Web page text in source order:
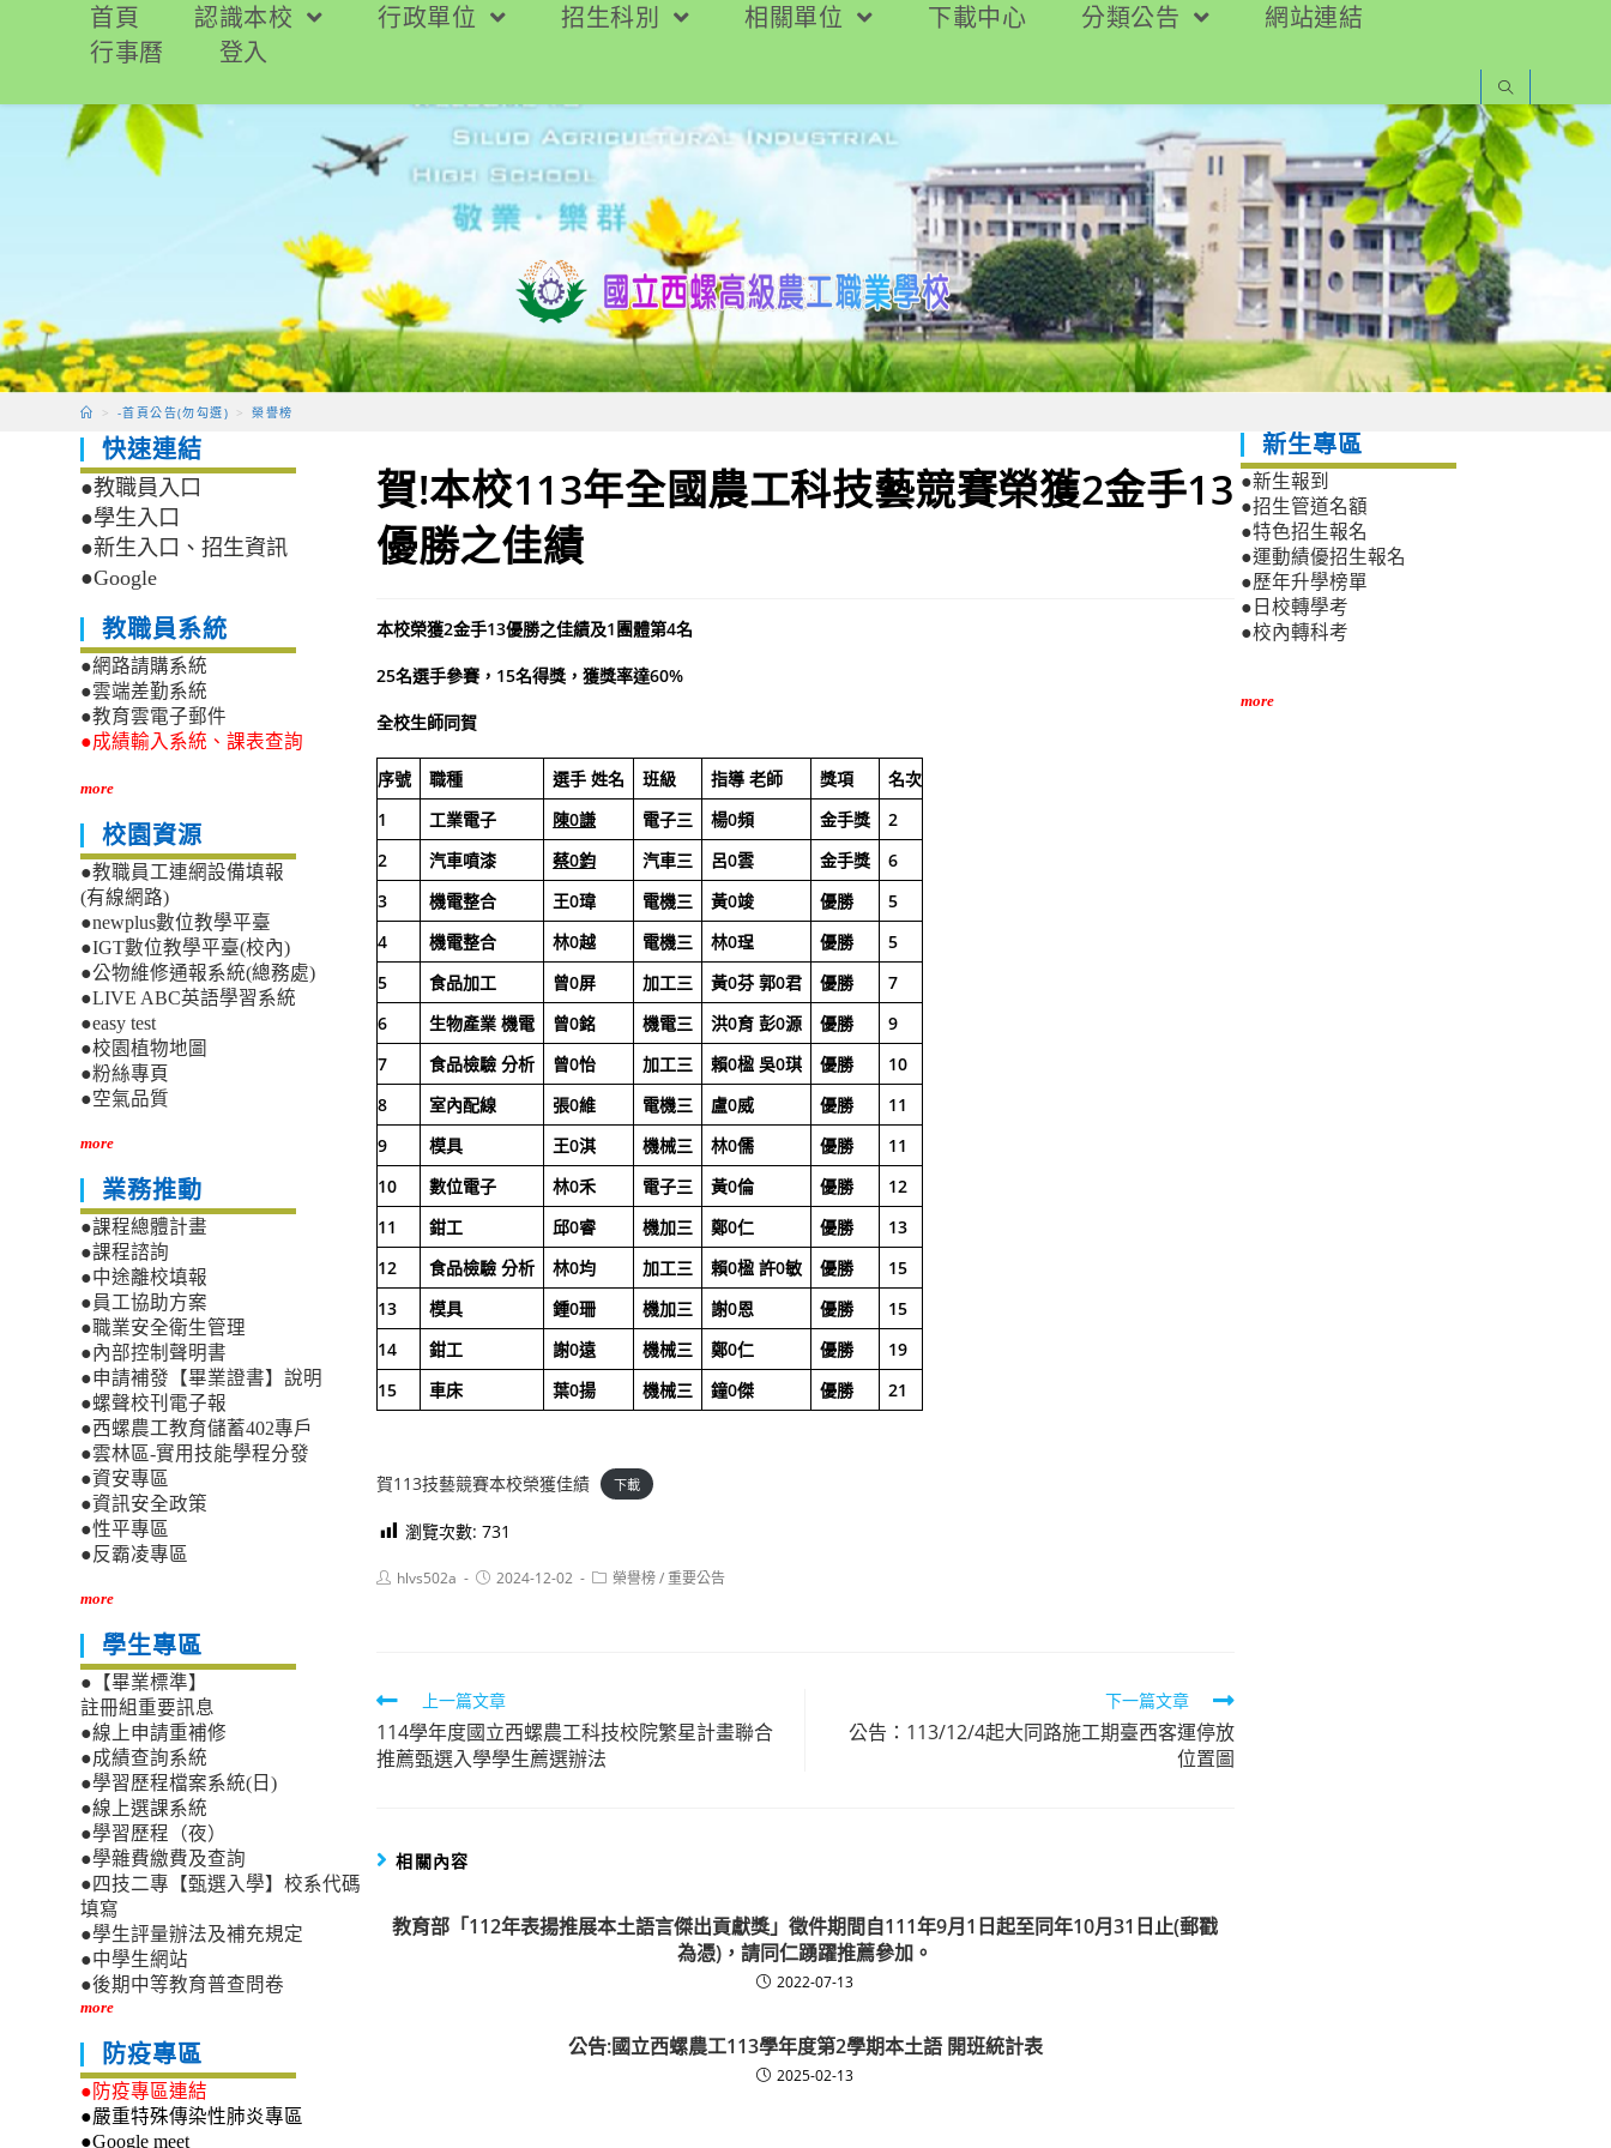
要
首頁 認識本校 行政單位 招生科別 相關單位 下載中心 分類公告
網站連結
行事曆
登入
> -首頁公告(勿勾選) > 榮譽榜
賀!本校113年全國農工科技藝競賽榮獲2金手13
優勝之佳績
本校榮獲2金手13優勝之佳績及1團體第4名
25名選手參賽，15名得獎，獲獎率達60%
全校生師同賀
序號 職種 選手 姓名 班級 指導 老師 獎項
名次
1
工業電子 陳0謙 電子三 楊0頻 金手獎
2
2
汽車噴漆 蔡0鈞 汽車三 呂0雲 金手獎
6
3
機電整合 王0瑋 電機三 黃0竣 優勝
5
4
機電整合 林0越 電機三 林0珵 優勝
5
5
食品加工 曾0屏 加工三 黃0芬 郭0君 優勝
7
6
生物產業 機電 曾0銘 機電三 洪0育 彭0源 優勝
9
7
食品檢驗 分析 曾0怡 加工三 賴0楹 吳0琪 優勝
10
8
室內配線 張0維 電機三 盧0威 優勝
11
9
模具 王0淇 機械三 林0儒 優勝
11
10
數位電子 林0禾 電子三 黃0倫 優勝
12
11
鉗工 邱0睿 機加三 鄭0仁 優勝
13
12
食品檢驗 分析 林0均 加工三 賴0楹 許0敏 優勝
15
13
模具 鍾0珊 機加三 謝0恩 優勝
15
14
鉗工 謝0遠 機械三 鄭0仁 優勝
19
15
車床 葉0揚 機械三 鐘0傑 優勝 21
賀113技藝競賽本校榮獲佳績 下載
瀏覽次數: 731
Posthlvs502a
Post2024-12-02
Post榮譽榜/重要公告
Read
more
articles
上一篇文章
114學年度國立西螺農工科技校院繁星計畫聯合
推薦甄選入學學生薦選辦法
下一篇文章
公告：113/12/4起大同路施工期臺西客運停放
位置圖
相關內容
教育部「112年表揚推展本土語言傑出貢獻獎」徵件期間自111年9月1日起至同年10月31日止(郵戳
為憑)，請同仁踴躍推薦參加。
2022-07-13
公告:國立西螺農工113學年度第2學期本土語 開班統計表
2025-02-13
快速連結
●教職員入口
●學生入口
●新生入口、招生資訊
●Google
教職員系統
●網路請購系統
●雲端差勤系統
●教育雲電子郵件
●成績輸入系統、課表查詢
more
校園資源
●教職員工連網設備填報
(有線網路)
●newplus數位教學平臺
●IGT數位教學平臺(校內)
●公物維修通報系統(總務處)
●LIVE ABC英語學習系統
●easy test
●校園植物地圖
●粉絲專頁
●空氣品質
more
業務推動
●課程總體計畫
●課程諮詢
●中途離校填報
●員工協助方案
●職業安全衛生管理
●內部控制聲明書
●申請補發【畢業證書】說明
●螺聲校刊電子報
●西螺農工教育儲蓄402專戶
●雲林區-實用技能學程分發
●資安專區
●資訊安全政策
●性平專區
●反霸凌專區
more
學生專區
●【畢業標準】
註冊組重要訊息
●線上申請重補修
●成績查詢系統
●學習歷程檔案系統(日)
●線上選課系統
●學習歷程（夜）
●學雜費繳費及查詢
●四技二專【甄選入學】校系代碼
填寫
●學生評量辦法及補充規定
●中學生網站
●後期中等教育普查問卷
more
防疫專區
●防疫專區連結
●嚴重特殊傳染性肺炎專區
●Google meet
新生專區
●新生報到
●招生管道名額
●特色招生報名
●運動績優招生報名
●歷年升學榜單
●日校轉學考
●校內轉科考
more